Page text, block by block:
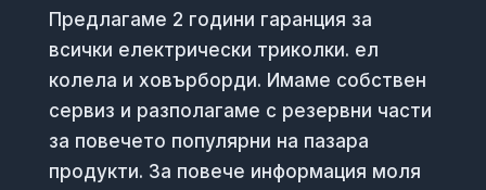
Предлагаме 2 години гаранция за
всички електрически триколки. ел
колела и ховърборди. Имаме собствен
сервиз и разполагаме с резервни части
за повечето популярни на пазара
продукти. За повече информация моля